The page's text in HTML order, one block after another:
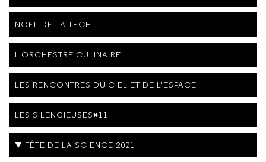
NOËL DE LA TECH
L'ORCHESTRE CULINAIRE
LES RENCONTRES DU CIEL ET DE L'ESPACE
LES SILENCIEUSES#11
FÊTE DE LA SCIENCE 2021